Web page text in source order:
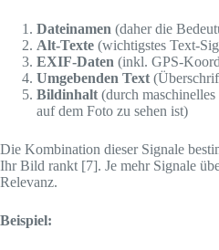
Dateinamen (daher die
Alt-Texte (wichtigstes Text-
EXIF-Daten (inkl. GPS-
Umgebenden Text
Bildinhalt (durch
auf dem Foto zu sehen ist)
Die Kombination dieser Signale
Ihr Bild rankt [7]. Je mehr Signale
Relevanz.
Beispiel: